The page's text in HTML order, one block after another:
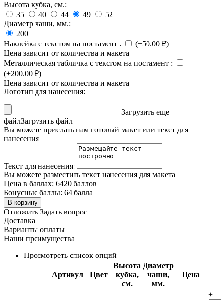
Высота кубка, см.:
35
40 44 49
52
Диаметр чаши, мм.:
200
Наклейка с текстом на постамент : (+50.00 ₽)
Цена зависит от количества и макета
Металлическая табличка с текстом на постамент :
(+200.00 ₽)
Цена зависит от количества и макета
Логотип для нанесения:
Загрузить еще
файлЗагрузить файл
Вы можете прислать нам готовый макет или текст для
нанесения
Текст для нанесения:
Вы можете разместить текст нанесения для макета
Цена в баллах: 6420 баллов
Бонусные баллы: 64 балла
В корзину
Отложить Задать вопрос
Доставка
Варианты оплаты
Наши преимущества
Просмотреть список опций
Артикул Цвет
Высота
кубка,
см.
Диаметр
чаши,
мм.
Цена
+